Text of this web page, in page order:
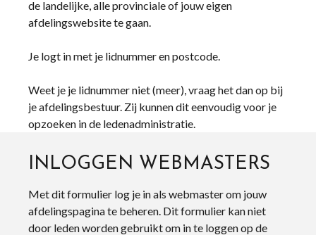
de landelijke, alle provinciale of jouw eigen
afdelingswebsite te gaan.
Je logt in met je lidnummer en postcode.
Weet je je lidnummer niet (meer), vraag het dan op bij
je afdelingsbestuur. Zij kunnen dit eenvoudig voor je
opzoeken in de ledenadministratie.
INLOGGEN WEBMASTERS
Met dit formulier log je in als webmaster om jouw
afdelingspagina te beheren. Dit formulier kan niet
door leden worden gebruikt om in te loggen op de